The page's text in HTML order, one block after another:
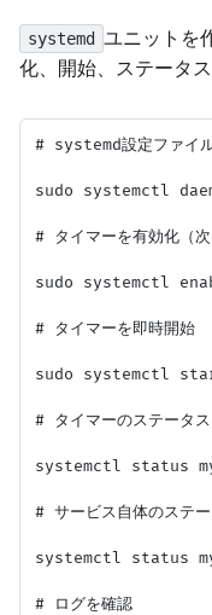
systemd ユニットを
化、開始、ステータ
# systemd設定ファイ
sudo systemctl
# タイマーを有効化（次
sudo systemctl
# タイマーを即時開始
sudo systemctl
# タイマーのステータ
systemctl status
# サービス自体のステ
systemctl status
# ログを確認